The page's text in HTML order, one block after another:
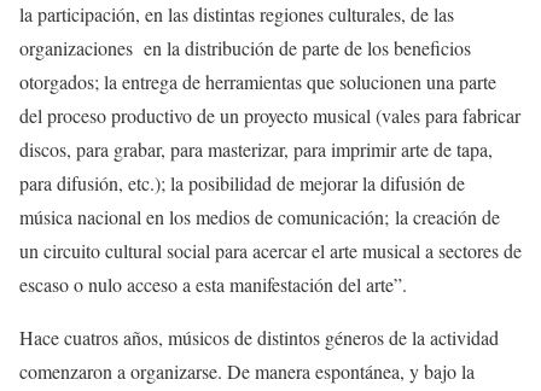
la participación, en las distintas regiones culturales, de las
organizaciones en la distribución de parte de los beneficios
otorgados; la entrega de herramientas que solucionen una parte
del proceso productivo de un proyecto musical (vales para fabricar
discos, para grabar, para masterizar, para imprimir arte de tapa,
para difusión, etc.); la posibilidad de mejorar la difusión de
música nacional en los medios de comunicación; la creación de
un circuito cultural social para acercar el arte musical a sectores de
escaso o nulo acceso a esta manifestación del arte”.
Hace cuatros años, músicos de distintos géneros de la actividad
comenzaron a organizarse. De manera espontánea, y bajo la